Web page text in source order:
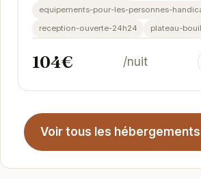
equipements-pour-les-personnes-
reception-ouverte-24h24
plateau-
104€ /nuit
Voir tous les